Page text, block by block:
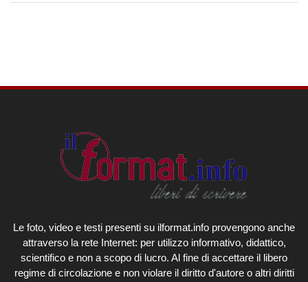
Le foto, video e testi presenti su ilformat.info provengono anche
attraverso la rete Internet: per utilizzo informativo, didattico,
scientifico e non a scopo di lucro. Al fine di accettare il libero
regime di circolazione e non violare il diritto d'autore o altri diritti